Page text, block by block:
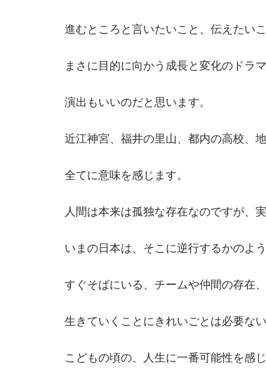
進むところと言いたいこと、伝えたい
まさに目的に向かう成長と変化のドラ
演出もいいのだと思います。
近江神宮、福井の里山、都内の高校、
全てに意味を感じます。
人間は本来は孤独な存在なのですが、
いまの日本は、そこに逆行するかのよ
すぐそばにいる、チームや仲間の存在
生きていくことにきれいごとは必要な
こどもの頃の、人生に一番可能性を感